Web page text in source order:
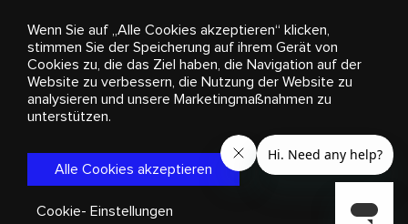
Werbung Streaming und Vertrieb
Konsumgüter
Geschäftslösungen
Radio Über uns
Cookies
settings
© 2018-2025 Stingray Group Inc. Alle Rechte vorbehalten.
STINGRAY®, STINGRAY® MUSIC und alle weiteren Marken und
Logos sind eingetragene Markenzeichen der Stingray Group in
Kanada, den Vereinigten Staaten von Amerika und anderen
Bedingungen
Wenn Sie auf „Alle Cookies akzeptieren“ klicken,
stimmen Sie der Speicherung auf ihrem Gerät von
Cookies zu, die das Ziel haben, die Navigation auf der
Website zu verbessern, die Nutzung der Website zu
analysieren und unsere Marketingmaßnahmen zu
unterstützen.
Alle Cookies akzeptieren
Cookie- Einstellungen